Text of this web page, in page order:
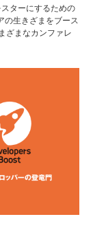
ターにするための
の生きざまをブース
ざまなカンファレ